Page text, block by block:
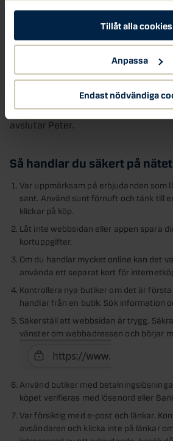
Tillåt alla cookies
Anpassa
Endast nödvändiga
människor att klicka på falska
sina kortuppgifter eller BankID, säger
-Du bör hantera BankID med
pass eller körkort eftersom det är en
det hamnar i fel händer kan
Det är därför avgörande att alltid ha
BankID och säkerställa att det
avslutar Peter.
Så handlar du säkert på
Var uppmärksam på erbjudanden som
sant. Använd sunt förnuft och tänk till
klickar på köp.
Låt inte webbsidan eller appen spara
kortuppgifter.
Om du handlar mycket online kan det
använda ett separat kort för
Kontrollera nya butiker om det är
handlar från en butik. Sök information
Säkerställ att webbsidan är trygg.
vänster om webbadressen och börjar
Använd butiker med
köpet verifieras med lösenord eller
Var försiktig med e-post och länkar.
avsändaren och klicka inte på länkar